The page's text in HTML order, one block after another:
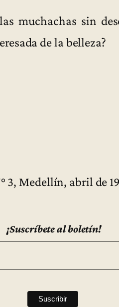
muchachas sin
de la belleza?
3, Medellín, abril de
¡Suscríbete al boletín!